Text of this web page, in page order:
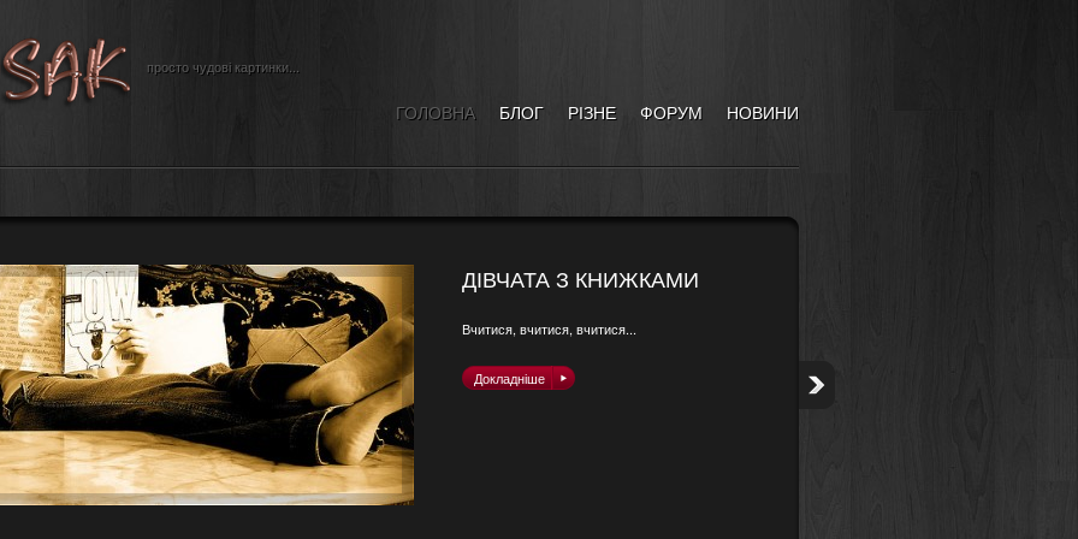
просто чудові картинки...
ГОЛОВНА БЛОГ РІЗНЕ ФОРУМ НОВИНИ
ДІВЧАТА З КНИЖКАМИ
Вчитися, вчитися, вчитися...
Докладніше